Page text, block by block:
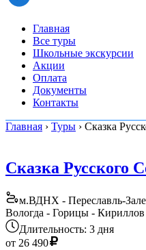
Главная
Все туры
Школьные экскурсии
Акции
Оплата
Документы
Контакты
Главная › Туры › Сказка
Сказка Русского
м.ВДНХ - Переславль-
Вологда - Горицы -
Длительность: 3 дня
от 26 490